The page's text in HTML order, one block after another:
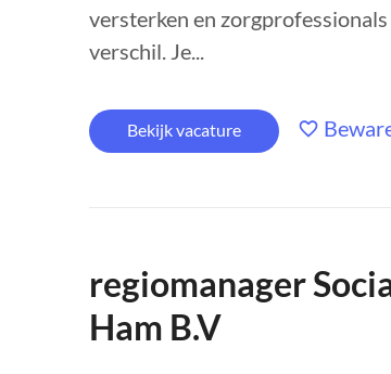
versterken en
verschil. Je...
Bekijk vacature
regiomanager
Ham B.V